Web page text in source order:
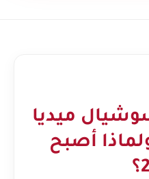
ميديا
أصبح